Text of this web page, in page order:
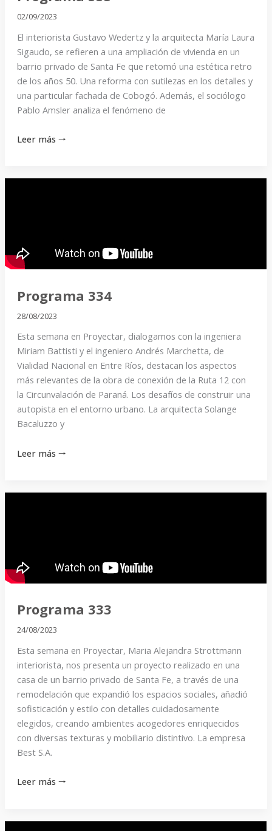
02/09/2023
El interiorista Gustavo Wedertz y la arquitecta María Laura
Sigaudo, se refieren a una ampliación de vivienda en un
barrio privado de Santa Fe que retomó una estética retro
de los años 50. Una reforma con sutilezas en los detalles y
una particular fachada de Cobogó. Además, el sociólogo
Pablo Amsler analiza el fenómeno de
Leer más 🠒
Programa 334
28/08/2023
Esta semana en Proyectar, dialogamos con la ingeniera
Miriam Battisti y el ingeniero Andrés Marchetta, de
Vialidad Nacional en Entre Ríos, destacan los aspectos
más relevantes de la obra de conexión de la Ruta 12 con
la Circunvalación de Paraná. Los desafíos de construir una
autopista en el entorno urbano. La arquitecta Solange
Bacaluzzo y
Leer más 🠒
Programa 333
24/08/2023
Esta semana en Proyectar, Maria Alejandra Strottmann
interiorista, nos presenta un proyecto realizado en una
casa de un barrio privado de Santa Fe, a través de una
remodelación que expandió los espacios sociales, añadió
sofisticación y estilo con detalles cuidadosamente
elegidos, creando ambientes acogedores enriquecidos
con diversas texturas y mobiliario distintivo. La empresa
Best S.A.
Leer más 🠒